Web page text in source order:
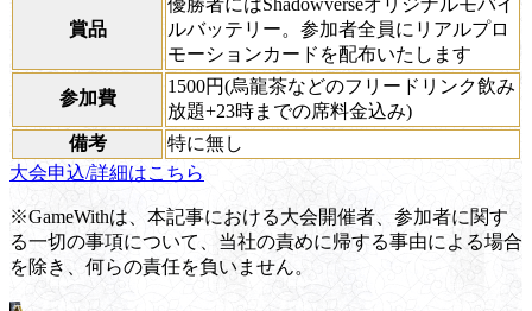
賞品
ルバッテリー。参加者全員にリアルプロ
モーションカードを配布いたします
参加費
1500円(烏龍茶などのフリードリンク飲み
放題+23時までの席料金込み)
備考
特に無し
大会申込/詳細はこちら
※GameWithは、本記事における大会開催者、参加者に関す
る一切の事項について、当社の責めに帰する事由による場合
を除き、何らの責任を負いません。